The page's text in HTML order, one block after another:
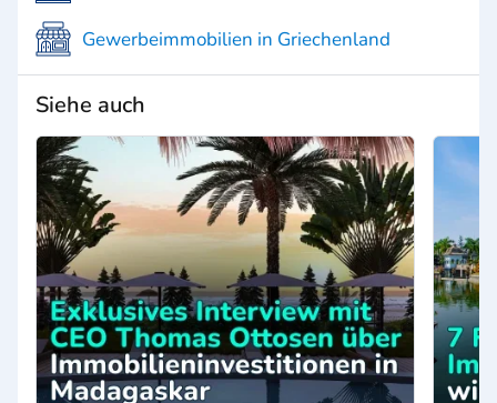
Gewerbeimmobilien in Griechenland
Siehe auch